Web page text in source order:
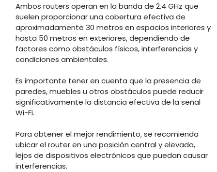
Ambos routers operan en la banda de 2.4 GHz que
suelen proporcionar una cobertura efectiva de
aproximadamente 30 metros en espacios interiores y
hasta 50 metros en exteriores, dependiendo de
factores como obstáculos físicos, interferencias y
condiciones ambientales.
Es importante tener en cuenta que la presencia de
paredes, muebles u otros obstáculos puede reducir
significativamente la distancia efectiva de la señal
Wi-Fi.
Para obtener el mejor rendimiento, se recomienda
ubicar el router en una posición central y elevada,
lejos de dispositivos electrónicos que puedan causar
interferencias.